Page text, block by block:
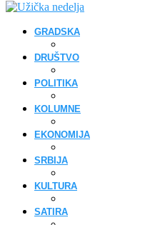
GRADSKA
DRUŠTVO
POLITIKA
KOLUMNE
EKONOMIJA
SRBIJA
KULTURA
SATIRA